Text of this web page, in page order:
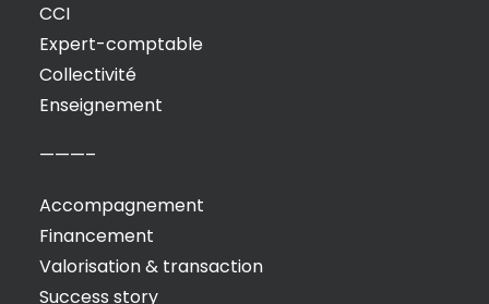
CCI
Expert-comptable
Collectivité
Enseignement
———–
Accompagnement
Financement
Valorisation & transaction
Success story